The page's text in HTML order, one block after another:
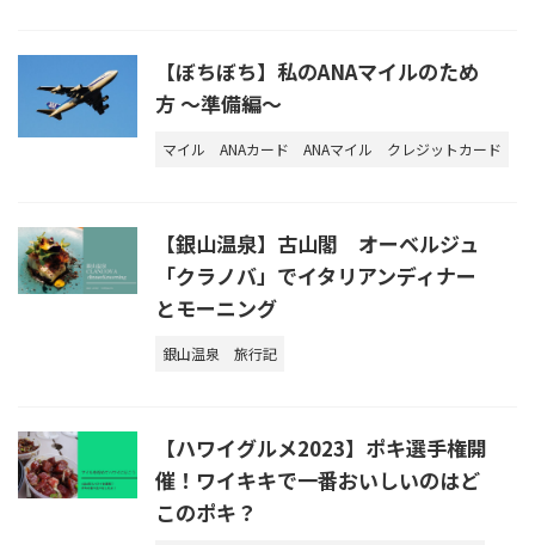
【ぼちぼち】私のANAマイルのため
方 ～準備編～
マイル ANAカード ANAマイル クレジットカード
【銀山温泉】古山閣 オーベルジュ
「クラノバ」でイタリアンディナー
とモーニング
銀山温泉 旅行記
【ハワイグルメ2023】ポキ選手権開
催！ワイキキで一番おいしいのはど
このポキ？